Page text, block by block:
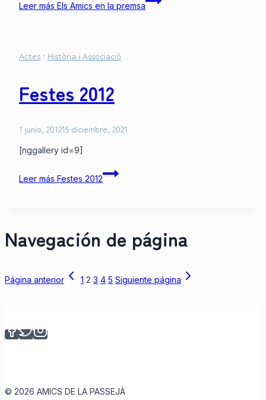
Leer más Els Amics en la premsa
Actes · Història i Associació
Festes 2012
1 junio, 201215 diciembre, 2021
[nggallery id=9]
Leer más Festes 2012
Navegación de página
Página anterior 1 2 3 4 5 Siguiente página
© 2026 AMICS DE LA PASSEJÀ